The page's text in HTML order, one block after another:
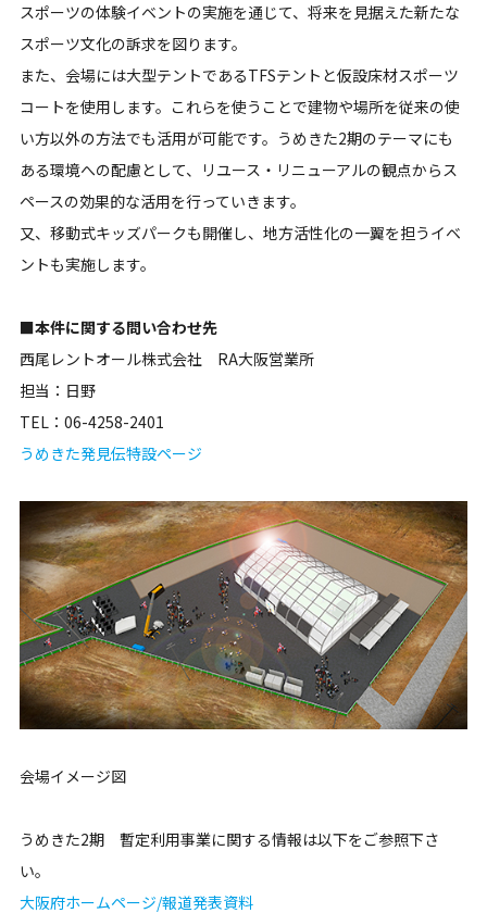
スポーツの体験イベントの実施を通じて、将来を見据えた新たな
スポーツ文化の訴求を図ります。
また、会場には大型テントであるTFSテントと仮設床材スポーツ
コートを使用します。これらを使うことで建物や場所を従来の使
い方以外の方法でも活用が可能です。うめきた2期のテーマにも
ある環境への配慮として、リユース・リニューアルの観点からス
ペースの効果的な活用を行っていきます。
又、移動式キッズパークも開催し、地方活性化の一翼を担うイベ
ントも実施します。
■本件に関する問い合わせ先
西尾レントオール株式会社 RA大阪営業所
担当：日野
TEL：06-4258-2401
うめきた発見伝特設ページ
会場イメージ図
うめきた2期 暫定利用事業に関する情報は以下をご参照下さ
い。
大阪府ホームページ/報道発表資料